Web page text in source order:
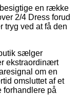
en række
2/4 Dress forud
tryg ved at få den
sælger
ekstraordinært
om en
omsluttet af et
forhandlere på